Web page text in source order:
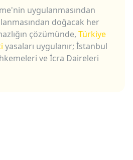
uygulanmasından
doğacak her
çözümünde, Türkiye
yasaları uygulanır; İstanbul
ve İcra Daireleri